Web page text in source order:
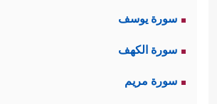
سورة يوسف
سورة الكهف
سورة مريم